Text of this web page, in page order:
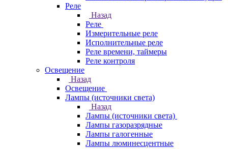
Реле
Назад
Реле
Измерительные реле
Исполнительные реле
Реле времени, таймеры
Реле контроля
Освещение
Назад
Освещение
Лампы (источники света)
Назад
Лампы (источники света)
Лампы газоразрядные
Лампы галогенные
Лампы люминесцентные